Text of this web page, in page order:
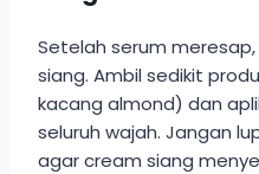
Setelah serum
siang. Ambil sedikit
kacang almond) dan
seluruh wajah. Jangan
agar cream siang